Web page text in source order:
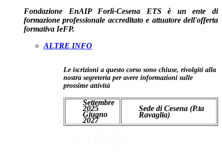
Fondazione EnAIP Forlì-Cesena ETS è un ente di
formazione professionale accreditato e attuatore dell'offerta
formativa IeFP.
ALTRE INFO
Le iscrizioni a questo corso sono chiuse, rivolgiti alla
nostra segreteria per avere informazioni sulle
prossime attività
Settembre
2025
Giugno
2027
Sede di Cesena (P.ta
Ravaglia)